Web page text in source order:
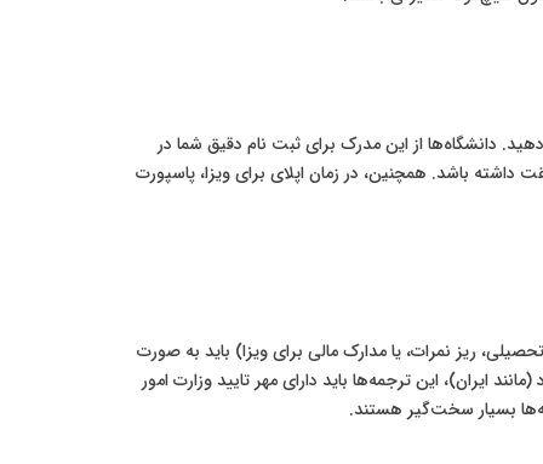
دانشگاه‌ها از این مدرک برای ثبت نام دقیق شما در
داشته باشد. همچنین، در زمان اپلای برای ویزا، پاسپورت
ریز نمرات، یا مدارک مالی برای ویزا) باید به صورت
ایران)، این ترجمه‌ها باید دارای مهر تایید وزارت امور